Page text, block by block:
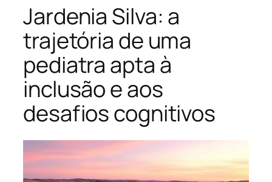
Jardenia Silva: a
trajetória de uma
pediatra apta à
inclusão e aos
desafios cognitivos